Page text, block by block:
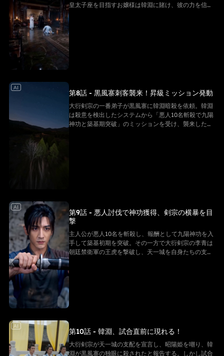
皇太子座を目指すお嬢様は韓淵に賭け、彼の力を信じ
て潜龍大会への参加を託す。黒風寨の襲撃に韓淵は対
抗できるのか？
AI
第8話 - 黒風寨刺客襲来！昇級ミッション発動
大衍剣宗の一番弟子が黒風寨に韓淵暗殺を依頼。韓淵
は殺意を検出したシステムから「悪人10名斬殺で九陽
神功と築基期突破」のミッションを受け、襲来した刺
AI
第9話 - 悪人討伐で神功獲得、剣宗の横暴を目
撃
主人公が悪人10名を斬殺し、報酬として九陽神功を入
手して築基初期を突破。その一方で大衍剣宗の李青は
朝廷禁衛軍の王虎を撃破し、天一城を自身たちの支配
下に置くと公然と宣言し、横暴な姿を見せつける。
AI
第10話 - 韓淵、試合直前に現れる！
大衍剣宗が天一城の支配を宣言し、昭陽姫を嘲り、韓
淵が黒風寨の独眼に殺されたと報告する。しかし試合